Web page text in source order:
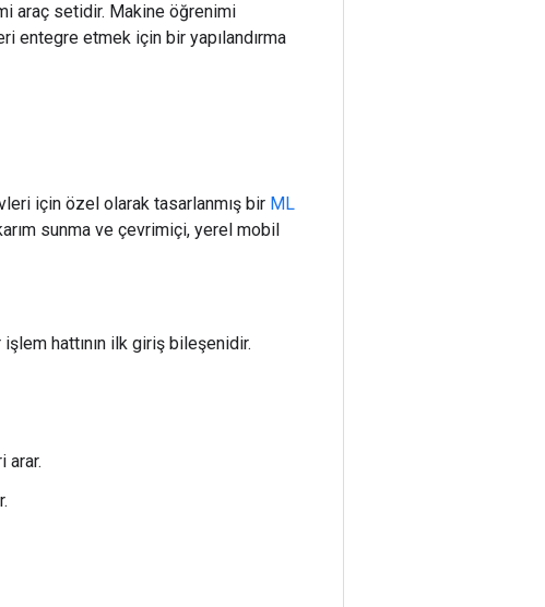
araç setidir. Makine öğrenimi
entegre etmek için bir yapılandırma
için özel olarak tasarlanmış bir ML
sunma ve çevrimiçi, yerel mobil
hattının ilk giriş bileşenidir.
arar.